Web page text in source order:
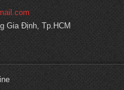
Gia Định, Tp.HCM